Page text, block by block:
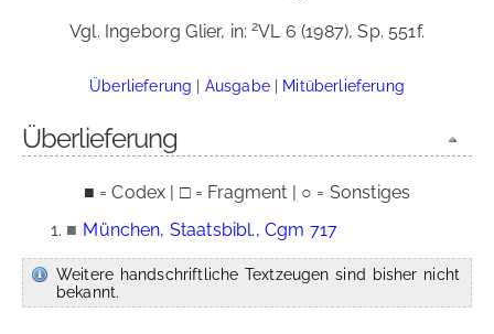
Vgl. Ingeborg Glier, in:2VL 6 (1987), Sp. 551f.
Überlieferung | Ausgabe| Mitüberlieferung
Überlieferung
■ = Codex | □ = Fragment | ○ = Sonstiges
■ München, Staatsbibl., Cgm 717
Weitere handschriftliche Textzeugen sind bisher nicht
bekannt.